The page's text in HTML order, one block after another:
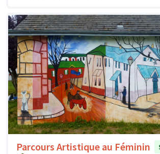
Parcours Artistique au Féminin